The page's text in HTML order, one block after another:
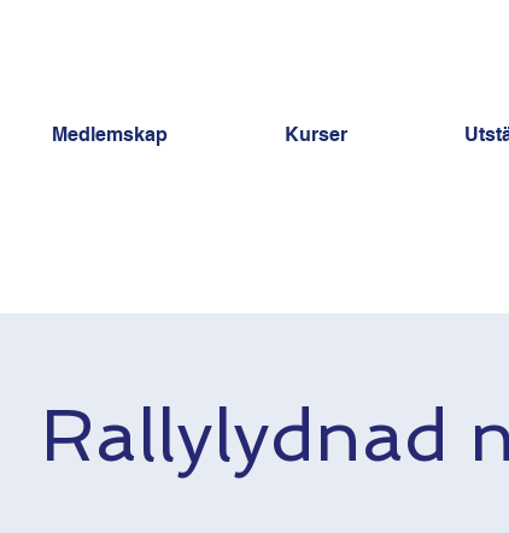
Medlemskap Kurser
Rallylydnad